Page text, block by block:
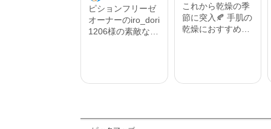
ピションフリーゼ
オーナーのiro_dori
1206様の素敵な投
最近のお買い物⁡ ⁡🆕
これから乾燥の季
節に突入🍂 手肌の
乾燥におすすめし
湿を与えるムース
と違って、泡のム